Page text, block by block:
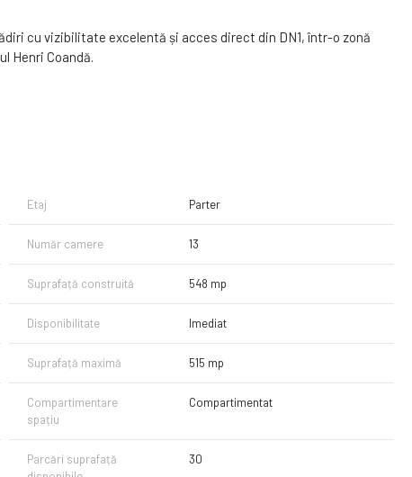
cu vizibilitate excelentă și acces direct din DN1, într-o zonă
Henri Coandă.
Etaj Parter
Număr camere 13
Suprafață construită 548 mp
Disponibilitate Imediat
Suprafață maximă 515 mp
Compartimentare
spațiu
Compartimentat
Parcări suprafață
30